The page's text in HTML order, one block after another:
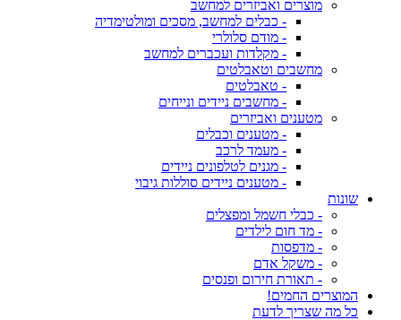
מוצרים ואביזרים למחשב
- כבלים למחשב, מסכים ומולטימדיה
- מודם סלולרי
- מקלדות ועכברים למחשב
מחשבים וטאבלטים
- טאבלטים
- מחשבים ניידים ונייחים
מטענים ואביזרים
- מטענים וכבלים
- מעמד לרכב
- מגנים לטלפונים ניידים
- מטענים ניידים סוללות גיבוי
שונות
- כבלי חשמל ומפצלים
- מד חום לילדים
- מדפסות
- משקל אדם
- תאורת חירום ופנסים
המוצרים החמים!
כל מה שצריך לדעת